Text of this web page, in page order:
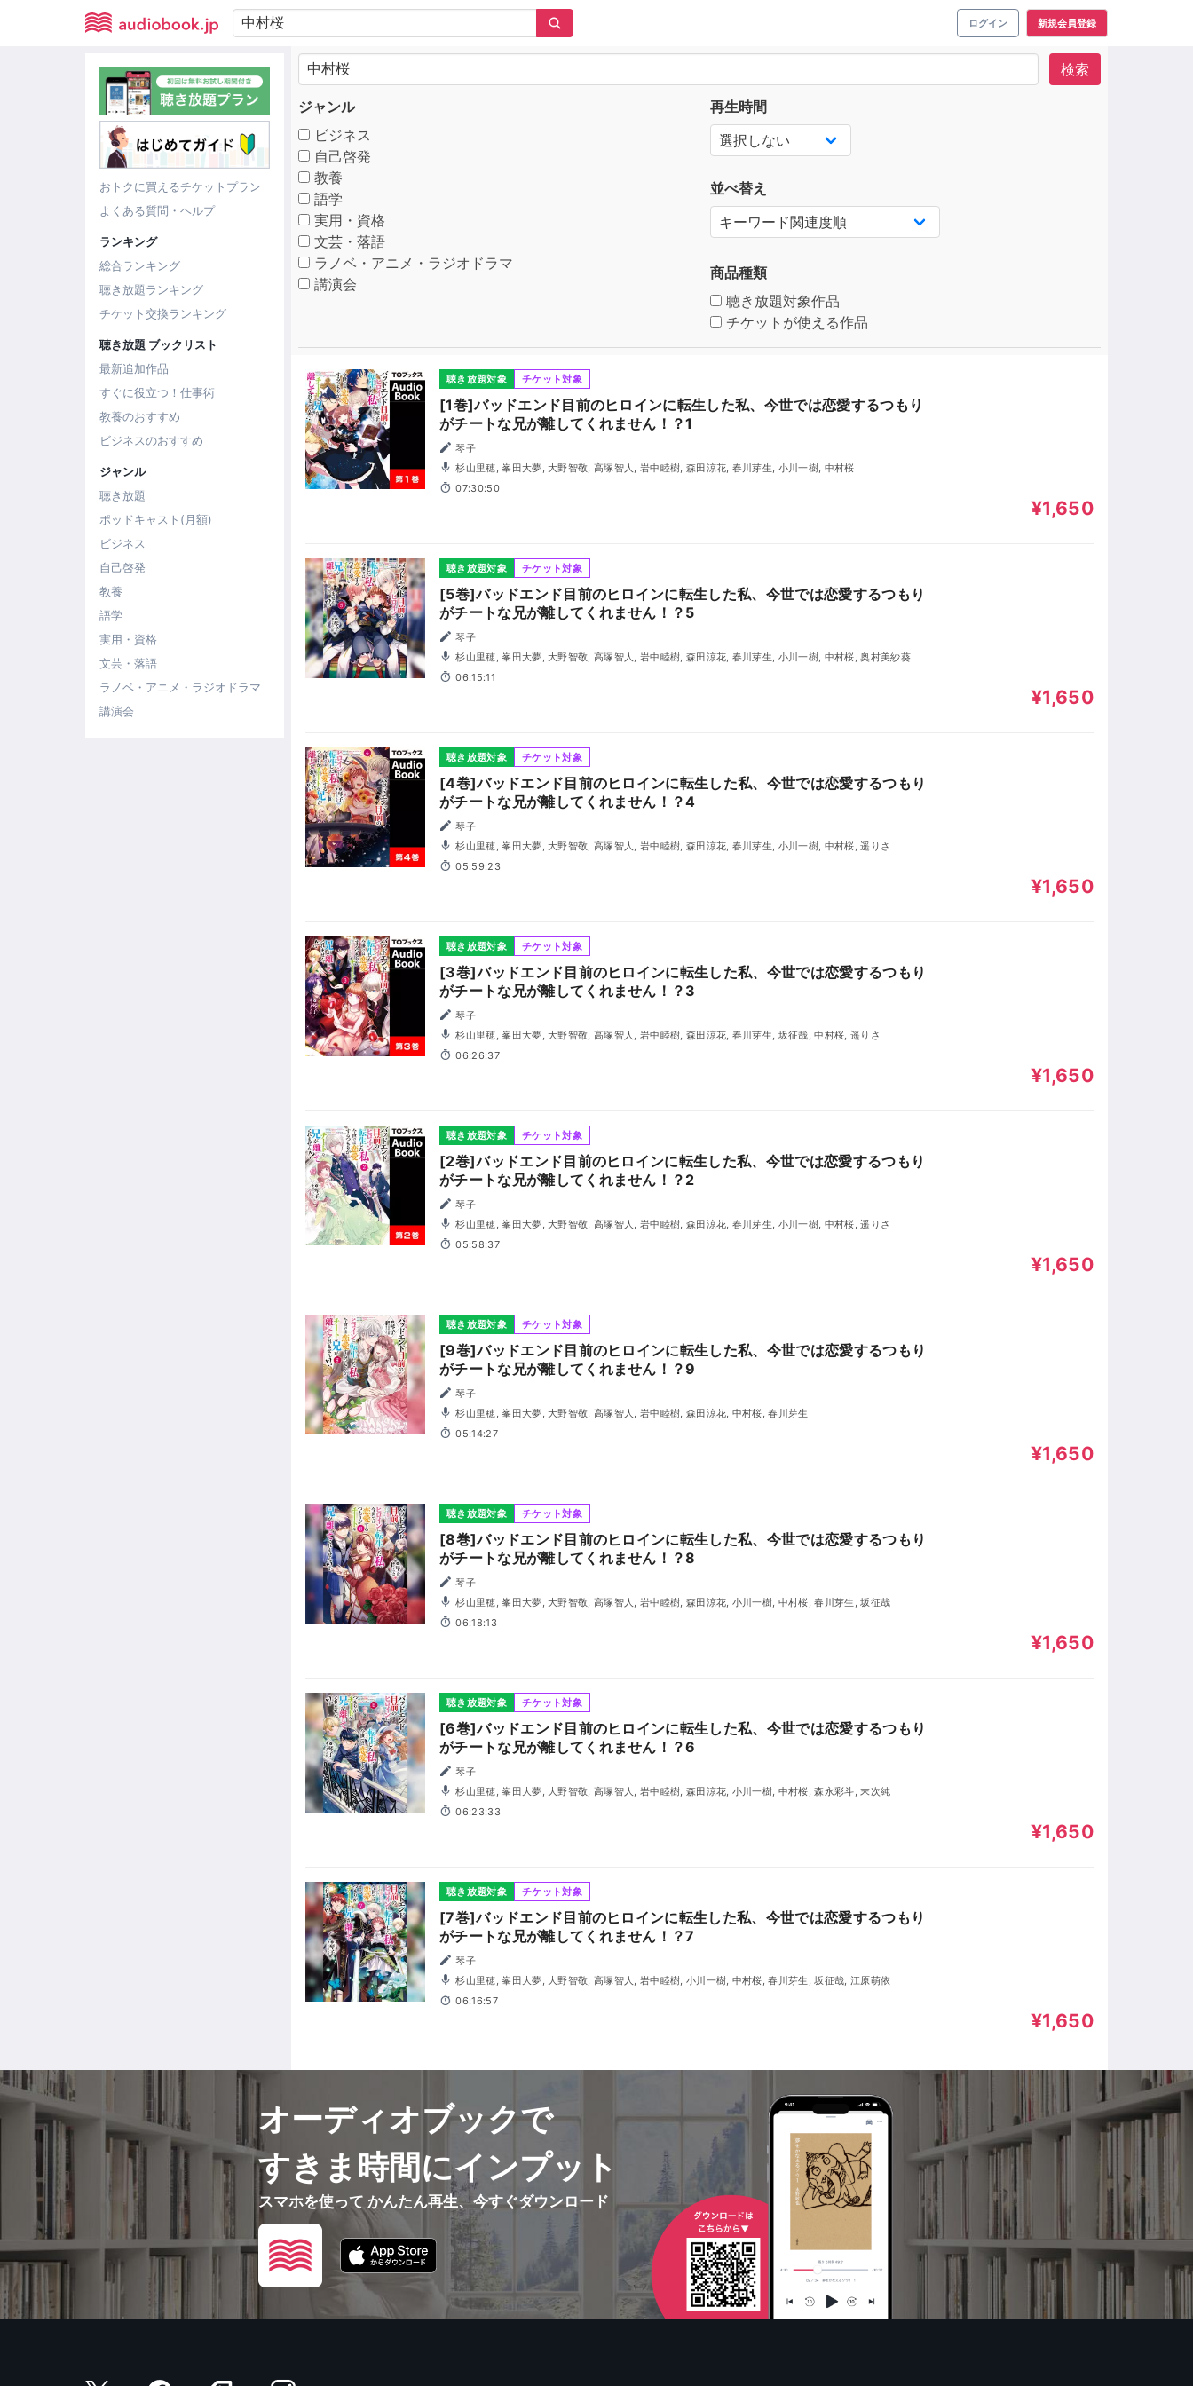
ログイン 新規会員登録
おトクに買えるチケットプラン
よくある質問・ヘルプ
ランキング
総合ランキング
聴き放題ランキング
チケット交換ランキング
聴き放題 ブックリスト
最新追加作品
すぐに役立つ！仕事術
教養のおすすめ
ビジネスのおすすめ
ジャンル
聴き放題
ポッドキャスト(月額)
ビジネス
自己啓発
教養
語学
実用・資格
文芸・落語
ラノベ・アニメ・ラジオドラマ
講演会
検索
ジャンル
ビジネス
自己啓発
教養
語学
実用・資格
文芸・落語
ラノベ・アニメ・ラジオドラマ
講演会
再生時間
並べ替え
商品種類
聴き放題対象作品
チケットが使える作品
聴き放題対象 チケット対象
[1巻]バッドエンド目前のヒロインに転生した私、今世では恋愛するつもり
がチートな兄が離してくれません！？1
琴子
杉山里穂, 峯田大夢, 大野智敬, 高塚智人, 岩中睦樹, 森田涼花, 春川芽生, 小川一樹, 中村桜
07:30:50
¥1,650
聴き放題対象 チケット対象
[5巻]バッドエンド目前のヒロインに転生した私、今世では恋愛するつもり
がチートな兄が離してくれません！？5
琴子
杉山里穂, 峯田大夢, 大野智敬, 高塚智人, 岩中睦樹, 森田涼花, 春川芽生, 小川一樹, 中村桜, 奥村美紗葵
06:15:11
¥1,650
聴き放題対象 チケット対象
[4巻]バッドエンド目前のヒロインに転生した私、今世では恋愛するつもり
がチートな兄が離してくれません！？4
琴子
杉山里穂, 峯田大夢, 大野智敬, 高塚智人, 岩中睦樹, 森田涼花, 春川芽生, 小川一樹, 中村桜, 遥りさ
05:59:23
¥1,650
聴き放題対象 チケット対象
[3巻]バッドエンド目前のヒロインに転生した私、今世では恋愛するつもり
がチートな兄が離してくれません！？3
琴子
杉山里穂, 峯田大夢, 大野智敬, 高塚智人, 岩中睦樹, 森田涼花, 春川芽生, 坂征哉, 中村桜, 遥りさ
06:26:37
¥1,650
聴き放題対象 チケット対象
[2巻]バッドエンド目前のヒロインに転生した私、今世では恋愛するつもり
がチートな兄が離してくれません！？2
琴子
杉山里穂, 峯田大夢, 大野智敬, 高塚智人, 岩中睦樹, 森田涼花, 春川芽生, 小川一樹, 中村桜, 遥りさ
05:58:37
¥1,650
聴き放題対象 チケット対象
[9巻]バッドエンド目前のヒロインに転生した私、今世では恋愛するつもり
がチートな兄が離してくれません！？9
琴子
杉山里穂, 峯田大夢, 大野智敬, 高塚智人, 岩中睦樹, 森田涼花, 中村桜, 春川芽生
05:14:27
¥1,650
聴き放題対象 チケット対象
[8巻]バッドエンド目前のヒロインに転生した私、今世では恋愛するつもり
がチートな兄が離してくれません！？8
琴子
杉山里穂, 峯田大夢, 大野智敬, 高塚智人, 岩中睦樹, 森田涼花, 小川一樹, 中村桜, 春川芽生, 坂征哉
06:18:13
¥1,650
聴き放題対象 チケット対象
[6巻]バッドエンド目前のヒロインに転生した私、今世では恋愛するつもり
がチートな兄が離してくれません！？6
琴子
杉山里穂, 峯田大夢, 大野智敬, 高塚智人, 岩中睦樹, 森田涼花, 小川一樹, 中村桜, 森永彩斗, 末次純
06:23:33
¥1,650
聴き放題対象 チケット対象
[7巻]バッドエンド目前のヒロインに転生した私、今世では恋愛するつもり
がチートな兄が離してくれません！？7
琴子
杉山里穂, 峯田大夢, 大野智敬, 高塚智人, 岩中睦樹, 小川一樹, 中村桜, 春川芽生, 坂征哉, 江原萌依
06:16:57
¥1,650
オーディオブックで
すきま時間にインプット
スマホを使って かんたん再生、今すぐダウンロード